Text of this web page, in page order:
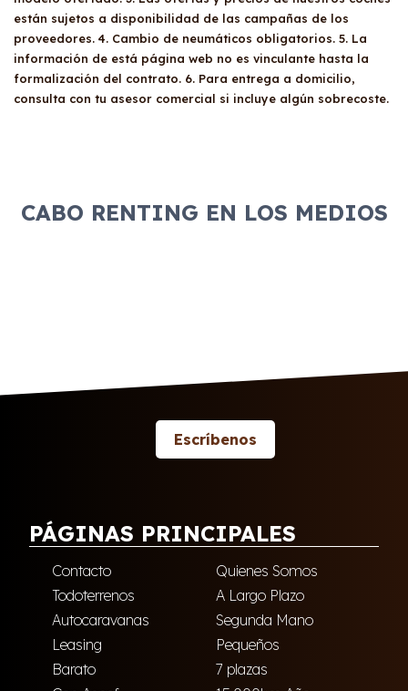
y el carnet de conducir principal por ambas
caras.
la solvencia del solicitante y su historia
financiera. En caso de pertenecer a listados
de deudores como Asnef, o si el solicitante no
cumple con ciertos requisitos, el proveedor
podría solicitar un aval para garantizar el
están sujetos a disponibilidad de las campañas de los
proveedores. 4. Cambio de neumáticos obligatorios. 5. La
información de está página web no es vinculante hasta la
formalización del contrato. 6. Para entrega a domicilio,
consulta con tu asesor comercial si incluye algún sobrecoste.
CABO RENTING EN LOS MEDIOS
Escríbenos
PÁGINAS PRINCIPALES
Contacto
Quienes Somos
Todoterrenos
A Largo Plazo
Autocaravanas
Segunda Mano
Leasing
Pequeños
Barato
7 plazas